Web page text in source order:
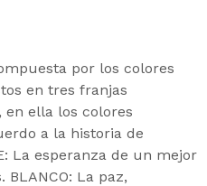
por los colores
en tres franjas
en ella los colores
a la historia de
La esperanza de un mejor
La paz,